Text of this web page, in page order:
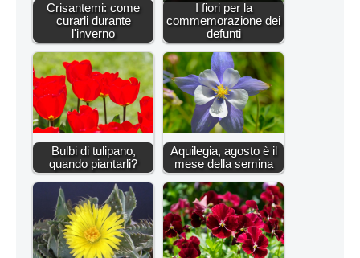
Crisantemi: come
curarli durante
l'inverno
I fiori per la
commemorazione dei
defunti
Bulbi di tulipano,
quando piantarli?
Aquilegia, agosto è il
mese della semina